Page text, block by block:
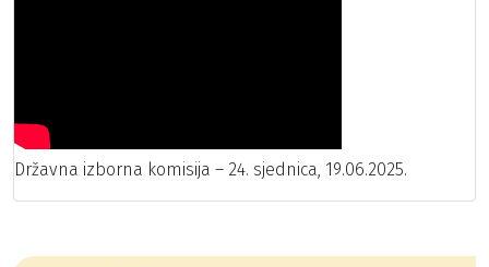
Državna izborna komisija – 24. sjednica, 19.06.2025.